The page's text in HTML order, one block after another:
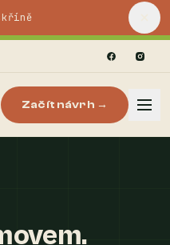
Začít návrh →